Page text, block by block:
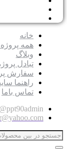
خانه
همه پروژه
وبلاگ
تبادل
سفارش
راهنما
تماس باما
ppt90admin@